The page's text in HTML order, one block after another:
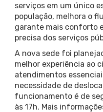
serviços em um único
população, melhora o
garante mais conforto
precisa dos serviços
A nova sede foi
melhor experiência ao
atendimentos
necessidade de
funcionamento é de
às 17h. Mais